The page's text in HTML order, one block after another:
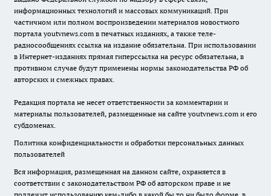
информационных технологий и массовых коммуникаций. При
частичном или полном воспроизведении материалов новостного
портала youtvnews.com в печатных изданиях, а также теле-
радиосообщениях ссылка на издание обязательна. При использовании
в Интернет-изданиях прямая гиперссылка на ресурс обязательна, в
противном случае будут применены нормы законодательства РФ об
авторских и смежных правах.
Редакция портала не несет ответственности за комментарии и
материалы пользователей, размещенные на сайте youtvnews.com и его
субдоменах.
Политика конфиденциальности и обработки персональных данных
пользователей
Вся информация, размещенная на данном сайте, охраняется в
соответствии с законодательством РФ об авторском праве и не